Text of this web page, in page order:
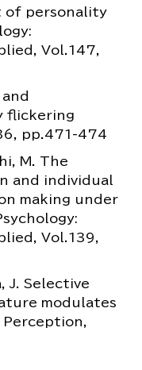
of personality
Vol.147,
flickering
pp.471-474
M. The
individual
making under
Vol.139,
J. Selective
modulates